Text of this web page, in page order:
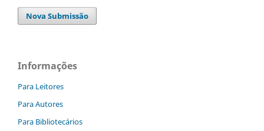
Nova Submissão
Informações
Para Leitores
Para Autores
Para Bibliotecários